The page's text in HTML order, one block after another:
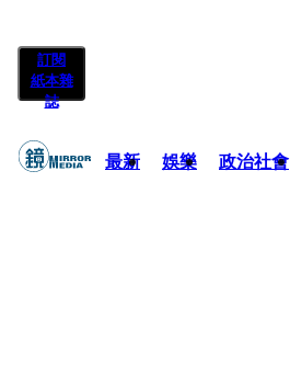
訂閱
紙本雜
誌
最新 娛樂 政治社會